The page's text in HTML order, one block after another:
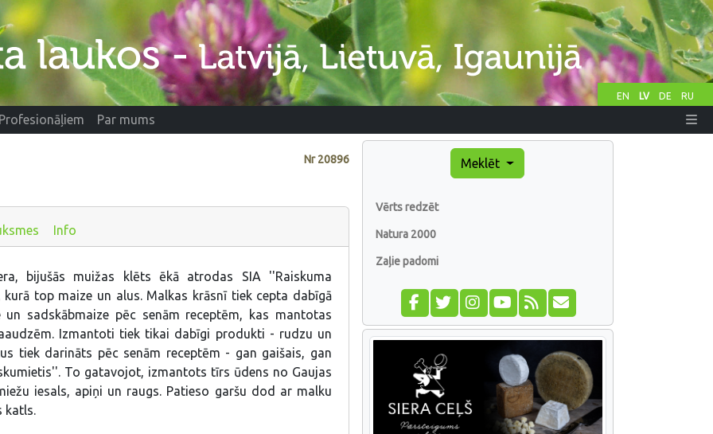
EN LV DE RU
Profesionāļiem Par mums
Nr20896
Info
bijušās muižas klēts ēkā atrodas SIA ''Raiskuma
kurā top maize un alus. Malkas krāsnī tiek cepta dabīgā
un sadskābmaize pēc senām receptēm, kas mantotas
Izmantoti tiek tikai dabīgi produkti - rudzu un
tiek darināts pēc senām receptēm - gan gaišais, gan
To gatavojot, izmantots tīrs ūdens no Gaujas
iesals, apiņi un raugs. Patieso garšu dod ar malku
katls.
Meklēt
Vērts redzēt
Natura 2000
Zaļie padomi